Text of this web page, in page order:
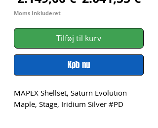
Moms Inkluderet
Tilføj til kurv
Køb nu
MAPEX Shellset, Saturn Evolution
Maple, Stage, Iridium Silver #PD